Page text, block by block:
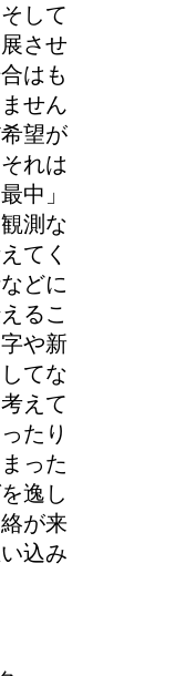
して
させ
はも
せん
望が
れは
中」
測な
てく
どに
るこ
や新
てな
えて
たり
った
逸し
が来
込み